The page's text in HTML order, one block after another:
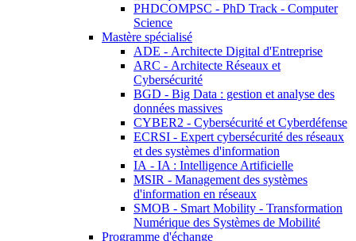
PHDCOMPSC - PhD Track - Computer
Science
Mastère spécialisé
ADE - Architecte Digital d'Entreprise
ARC - Architecte Réseaux et
Cybersécurité
BGD - Big Data : gestion et analyse des
données massives
CYBER2 - Cybersécurité et Cyberdéfense
ECRSI - Expert cybersécurité des réseaux
et des systèmes d'information
IA - IA : Intelligence Artificielle
MSIR - Management des systèmes
d'information en réseaux
SMOB - Smart Mobility - Transformation
Numérique des Systèmes de Mobilité
Programme d'échange